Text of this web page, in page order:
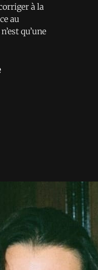
à la
au
qu’une